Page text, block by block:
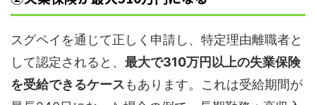
スグペイを通じて正しく申請し、特定理由離職者と
して認定されると、 最大で310万円以上の失業保険
を受給できるケースもあります。これは受給期間が